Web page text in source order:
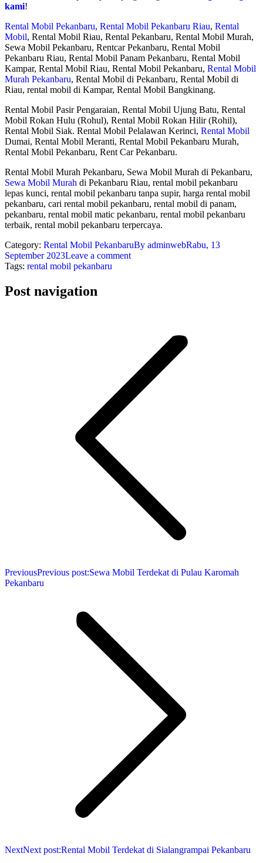
kami!
Rental Mobil Pekanbaru, Rental Mobil Pekanbaru Riau, Rental
Mobil, Rental Mobil Riau, Rental Pekanbaru, Rental Mobil Murah,
Sewa Mobil Pekanbaru, Rentcar Pekanbaru, Rental Mobil
Pekanbaru Riau, Rental Mobil Panam Pekanbaru, Rental Mobil
Kampar, Rental Mobil Riau, Rental Mobil Pekanbaru, Rental Mobil
Murah Pekanbaru, Rental Mobil di Pekanbaru, Rental Mobil di
Riau, rental mobil di Kampar, Rental Mobil Bangkinang.
Rental Mobil Pasir Pengaraian, Rental Mobil Ujung Batu, Rental
Mobil Rokan Hulu (Rohul), Rental Mobil Rokan Hilir (Rohil),
Rental Mobil Siak. Rental Mobil Pelalawan Kerinci, Rental Mobil
Dumai, Rental Mobil Meranti, Rental Mobil Pekanbaru Murah,
Rental Mobil Pekanbaru, Rent Car Pekanbaru.
Rental Mobil Murah Pekanbaru, Sewa Mobil Murah di Pekanbaru,
Sewa Mobil Murah di Pekanbaru Riau, rental mobil pekanbaru
lepas kunci, rental mobil pekanbaru tanpa supir, harga rental mobil
pekanbaru, cari rental mobil pekanbaru, rental mobil di panam,
pekanbaru, rental mobil matic pekanbaru, rental mobil pekanbaru
terbaik, rental mobil pekanbaru terpercaya.
Category: Rental Mobil PekanbaruBy adminwebRabu, 13
September 2023Leave a comment
Tags: rental mobil pekanbaru
Post navigation
PreviousPrevious post:Sewa Mobil Terdekat di Pulau Karomah
Pekanbaru
NextNext post:Rental Mobil Terdekat di Sialangrampai Pekanbaru